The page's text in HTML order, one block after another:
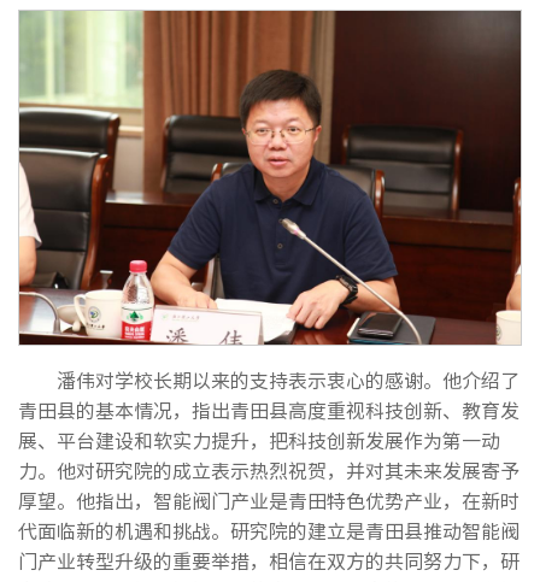
潘伟对学校长期以来的支持表示衷心的感谢。他介绍了
青田县的基本情况，指出青田县高度重视科技创新、教育发
展、平台建设和软实力提升，把科技创新发展作为第一动
力。他对研究院的成立表示热烈祝贺，并对其未来发展寄予
厚望。他指出，智能阀门产业是青田特色优势产业，在新时
代面临新的机遇和挑战。研究院的建立是青田县推动智能阀
门产业转型升级的重要举措，相信在双方的共同努力下，研